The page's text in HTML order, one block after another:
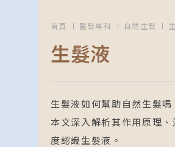
首頁 醫髮專科 自然生髮
生髮液
生髮液如何幫助自然生髮嗎
本文深入解析其作用原理
度認識生髮液。